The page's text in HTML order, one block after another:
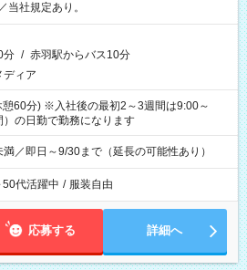
当社規定あり。
分 / 赤羽駅からバス10分
ディア
60分) ※入社後の最初2～3週間は9:00～
の日勤で勤務になります
／即日～9/30まで（延長の可能性あり）
代活躍中 / 服装自由
応募する 詳細へ